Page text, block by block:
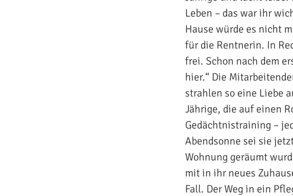
Leben – das war ihr
Hause würde es nicht
für die Rentnerin. In
frei. Schon nach dem
hier.“ Die
strahlen so eine Liebe
Jährige, die auf einen
Gedächtnistraining –
Abendsonne sei sie
Wohnung geräumt
mit in ihr neues
Fall. Der Weg in ein